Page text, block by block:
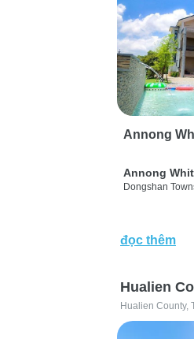
Annong
Annong
Dongshan
đọc thêm
Hualien
Hualien County,